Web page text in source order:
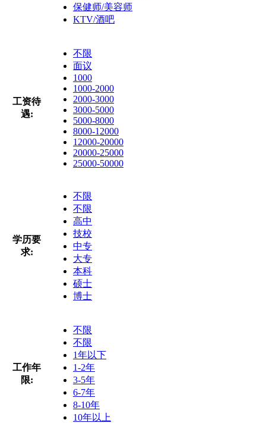
保健师/美容师
KTV/酒吧
工资待
遇:
不限
面议
1000
1000-2000
2000-3000
3000-5000
5000-8000
8000-12000
12000-20000
20000-25000
25000-50000
学历要
求:
不限
不限
高中
技校
中专
大专
本科
硕士
博士
工作年
限:
不限
不限
1年以下
1-2年
3-5年
6-7年
8-10年
10年以上